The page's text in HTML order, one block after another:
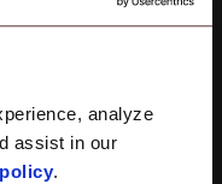
analyze
assist in our
.